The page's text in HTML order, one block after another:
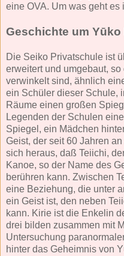
eine OVA. Um was geht es
Geschichte um Yūko
Die Seiko Privatschule ist
erweitert und umgebaut,
verwinkelt sind, ähnlich
ein Schüler dieser Schule,
Räume einen großen
Legenden der Schulen
Spiegel, ein Mädchen
Geist, der seit 60 Jahren
sich heraus, daß Teiichi,
Kanoe, so der Name des
berühren kann. Zwischen
eine Beziehung, die unter
ein Geist ist, den neben
kann. Kirie ist die Enkelin
drei bilden zusammen mit
Untersuchung
hinter das Geheimnis von